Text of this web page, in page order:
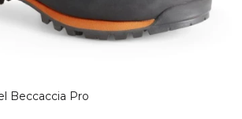
Beccaccia Pro